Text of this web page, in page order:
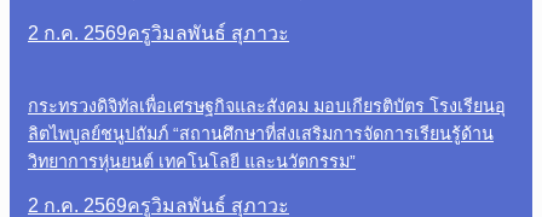
2 ก.ค. 2569ครูวิมลพันธ์ สุภาวะ
กระทรวงดิจิทัลเพื่อเศรษฐกิจและสังคม มอบเกียรติบัตร โรงเรียนอุ
ลิตไพบูลย์ชนูปถัมภ์ “สถานศึกษาที่ส่งเสริมการจัดการเรียนรู้ด้าน
วิทยาการหุ่นยนต์ เทคโนโลยี และนวัตกรรม”
2 ก.ค. 2569ครูวิมลพันธ์ สุภาวะ